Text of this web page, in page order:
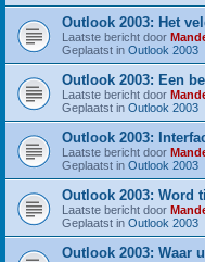
Outlook 2003: Het
Laatste bericht door
Geplaatst in Outlook 2003
Outlook 2003: Een
Laatste bericht door
Geplaatst in Outlook 2003
Outlook 2003:
Laatste bericht door
Geplaatst in Outlook 2003
Outlook 2003: Word
Laatste bericht door
Geplaatst in Outlook 2003
Outlook 2003: Waar